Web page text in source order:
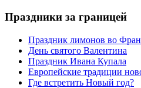
Праздники за границей
Праздник лимонов во
День святого Валентина
Праздник Ивана Купала
Европейские традиции
Где встретить Новый год?